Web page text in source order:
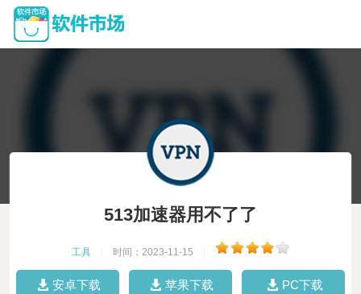
513加速器用不了了
工具 时间：2023-11-15
安卓下载 苹果下载 PC下载